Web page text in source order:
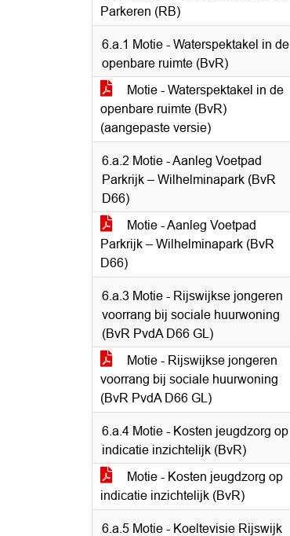
Parkeren (RB)
6.a.1 Motie - Waterspektakel in de
openbare ruimte (BvR)
Motie - Waterspektakel in de
openbare ruimte (BvR)
(aangepaste versie)
6.a.2 Motie - Aanleg Voetpad
Parkrijk – Wilhelminapark (BvR
D66)
Motie - Aanleg Voetpad
Parkrijk – Wilhelminapark (BvR
D66)
6.a.3 Motie - Rijswijkse jongeren
voorrang bij sociale huurwoning
(BvR PvdA D66 GL)
Motie - Rijswijkse jongeren
voorrang bij sociale huurwoning
(BvR PvdA D66 GL)
6.a.4 Motie - Kosten jeugdzorg op
indicatie inzichtelijk (BvR)
Motie - Kosten jeugdzorg op
indicatie inzichtelijk (BvR)
6.a.5 Motie - Koeltevisie Rijswijk